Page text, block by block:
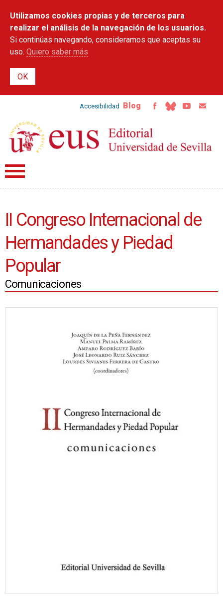
contenido
principal
Utilizamos cookies propias y de terceros para
realizar el análisis de la navegación de los usuarios.
Si continúas navegando, consideramos que aceptas su
uso. Quiero saber más
Accesibilidad Blog
II Congreso Internacional de
Hermandades y Piedad
Popular
Comunicaciones